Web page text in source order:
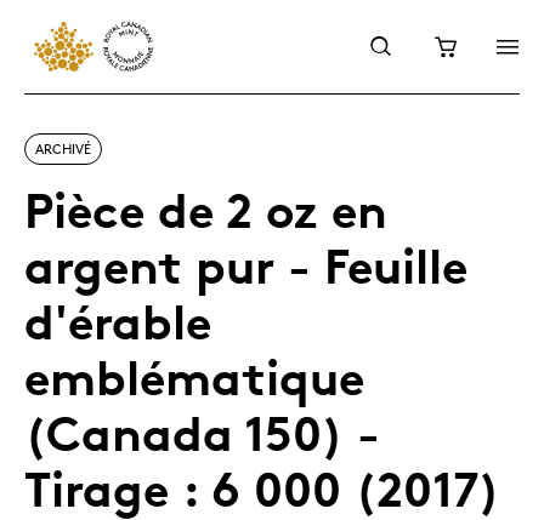
ARCHIVÉ
Pièce de 2 oz en
argent pur - Feuille
d'érable
emblématique
(Canada 150) -
Tirage : 6 000 (2017)